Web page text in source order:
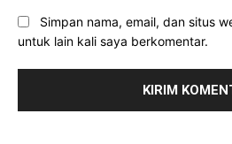
Simpan nama, email, dan situs
untuk lain kali saya berkomentar.